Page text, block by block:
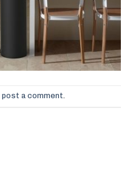
post a comment.